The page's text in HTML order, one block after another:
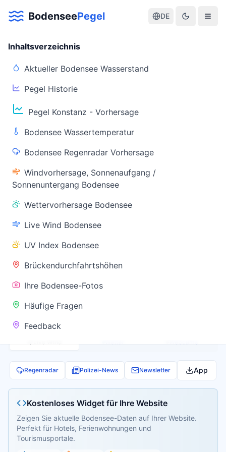
BodenseePegel DE
Inhaltsverzeichnis
Aktueller Bodensee Wasserstand
Pegel Historie
Pegel Konstanz - Vorhersage
Bodensee Wassertemperatur
Bodensee Regenradar Vorhersage
Windvorhersage, Sonnenaufgang /
Sonnenuntergang Bodensee
Wettervorhersage Bodensee
Live Wind Bodensee
UV Index Bodensee
Brückendurchfahrtshöhen
Ihre Bodensee-Fotos
Häufige Fragen
Feedback
Aktuelle Warnlage Bodensee
Aktueller Bodensee Pegel & Wasserstand
Live-Daten
(Konstanz)
Wassertemperatur
(Friedrichshafen)
Warnstatus
✅ Keine
Warnung
Regenradar Polizei-News Newsletter App
Kostenloses Widget für Ihre Website
Zeigen Sie aktuelle Bodensee-Daten auf Ihrer Website.
Perfekt für Hotels, Ferienwohnungen und
Tourismusportale.